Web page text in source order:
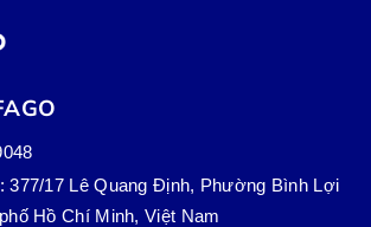
377/17 Lê Quang Định, Phường Bình Lợi
Hồ Chí Minh, Việt Nam